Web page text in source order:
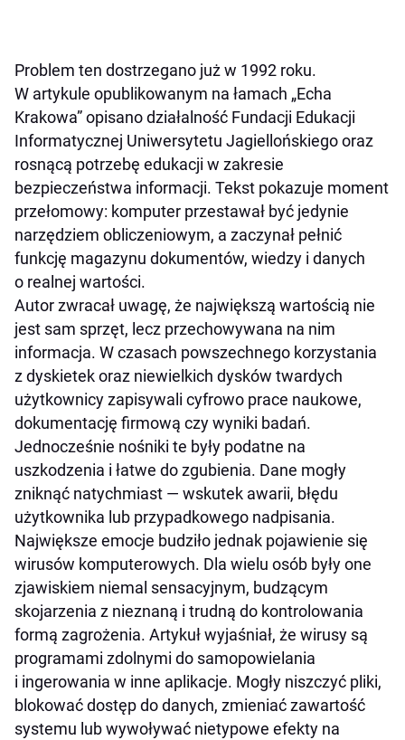
Problem ten dostrzegano już w 1992 roku.
W artykule opublikowanym na łamach „Echa
Krakowa” opisano działalność Fundacji Edukacji
Informatycznej Uniwersytetu Jagiellońskiego oraz
rosnącą potrzebę edukacji w zakresie
bezpieczeństwa informacji. Tekst pokazuje moment
przełomowy: komputer przestawał być jedynie
narzędziem obliczeniowym, a zaczynał pełnić
funkcję magazynu dokumentów, wiedzy i danych
o realnej wartości.
Autor zwracał uwagę, że największą wartością nie
jest sam sprzęt, lecz przechowywana na nim
informacja. W czasach powszechnego korzystania
z dyskietek oraz niewielkich dysków twardych
użytkownicy zapisywali cyfrowo prace naukowe,
dokumentację firmową czy wyniki badań.
Jednocześnie nośniki te były podatne na
uszkodzenia i łatwe do zgubienia. Dane mogły
zniknąć natychmiast — wskutek awarii, błędu
użytkownika lub przypadkowego nadpisania.
Największe emocje budziło jednak pojawienie się
wirusów komputerowych. Dla wielu osób były one
zjawiskiem niemal sensacyjnym, budzącym
skojarzenia z nieznaną i trudną do kontrolowania
formą zagrożenia. Artykuł wyjaśniał, że wirusy są
programami zdolnymi do samopowielania
i ingerowania w inne aplikacje. Mogły niszczyć pliki,
blokować dostęp do danych, zmieniać zawartość
systemu lub wywoływać nietypowe efekty na